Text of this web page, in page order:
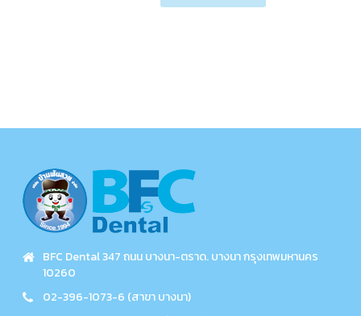
BFC Dental 347 ถนน บางนา-ตราด. บางนา กรุงเทพมหานคร
10260
02-396-1073-6 (สาขา บางนา)